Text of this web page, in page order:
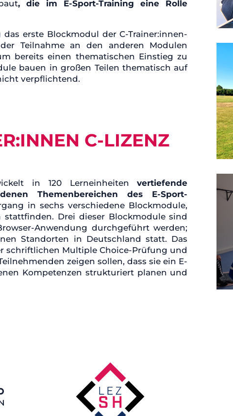
, die im E-Sport-Training eine Rolle
erste Blockmodul der C-Trainer:innen-
Teilnahme an den anderen Modulen
bereits einen thematischen Einstieg zu
bauen in großen Teilen thematisch auf
verpflichtend.
C-LIZENZ
in 120 Lerneinheitenvertiefende
Themenbereichen des E-Sport-
in sechs verschiedene Blockmodule,
Drei dieser Blockmodule sind
Anwendung durchgeführt werden;
Standorten in Deutschland statt. Das
schriftlichen Multiple Choice-Prüfung und
zeigen sollen, dass sie ein E-
Kompetenzen strukturiert planen und